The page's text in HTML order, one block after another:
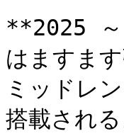
**2025 ～
はますま
ミッドレ
搭載され